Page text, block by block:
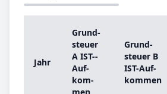
Jahr
Grund­
steu­er
A IST-­
Auf­
kom­
Grund­
steu­er B
IST-­Auf­
kom­men